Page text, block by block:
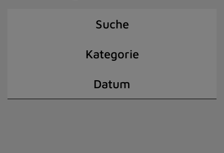
Suche
Kategorie
Datum